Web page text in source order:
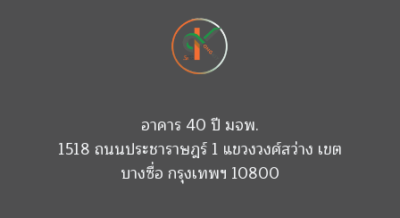
อาคาร 40 ปี มจพ.
1518 ถนนประชาราษฎร์ 1 แขวงวงศ์สว่าง เขต
บางซื่อ กรุงเทพฯ 10800